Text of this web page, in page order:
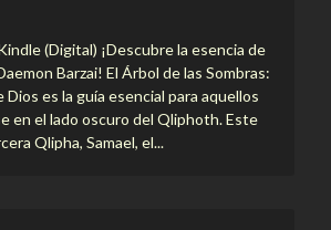
(Digital) ¡Descubre la esencia de
Barzai! El Árbol de las Sombras:
Dios es la guía esencial para aquellos
en el lado oscuro del Qliphoth. Este
Qlipha, Samael, el...